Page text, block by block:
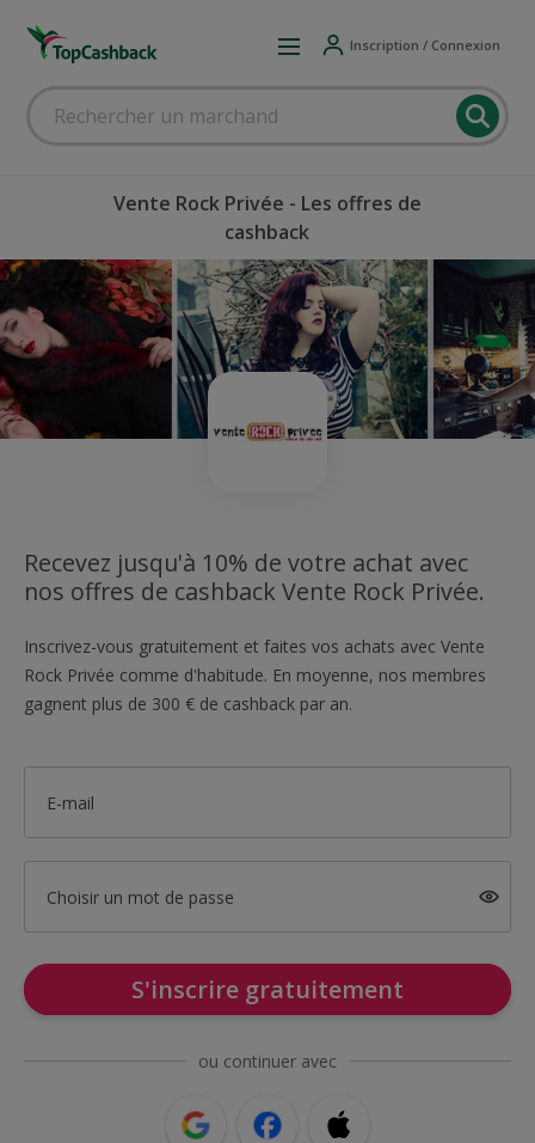
Inscription / Connexion
Vente Rock Privée - Les offres de
cashback
Recevez jusqu'à 10% de votre achat avec
nos offres de cashback Vente Rock Privée.
Inscrivez-vous gratuitement et faites vos achats avec Vente
Rock Privée comme d'habitude. En moyenne, nos membres
gagnent plus de 300 € de cashback par an.
E-mail
Choisir un mot de passe
S'inscrire gratuitement
ou continuer avec